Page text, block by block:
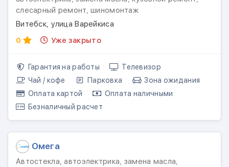
слесарный ремонт, шиномонтаж
Витебск, улица Варейкиса
0
Уже закрыто
Гарантия на работы
Телевизор
Чай / кофе
Парковка
Зона ожидания
Оплата картой
Оплата наличными
Безналичный расчет
Омега
Автостекла, автоэлектрика, замена масла,